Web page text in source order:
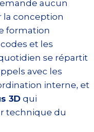
aucun
la conception
formation
et les
se répartit
avec les
interne, et
3D qui
technique du